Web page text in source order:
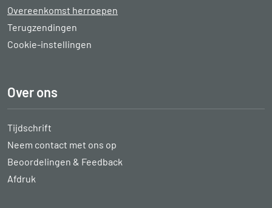
Overeenkomst herroepen
Terugzendingen
Cookie-instellingen
Over ons
Tijdschrift
Neem contact met ons op
Beoordelingen & Feedback
Afdruk